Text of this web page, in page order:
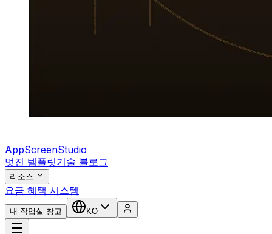
AppScreenStudio
멋진 템플릿기술 블로그
리소스
요금 혜택 시스템
내 작업실 창고 KO